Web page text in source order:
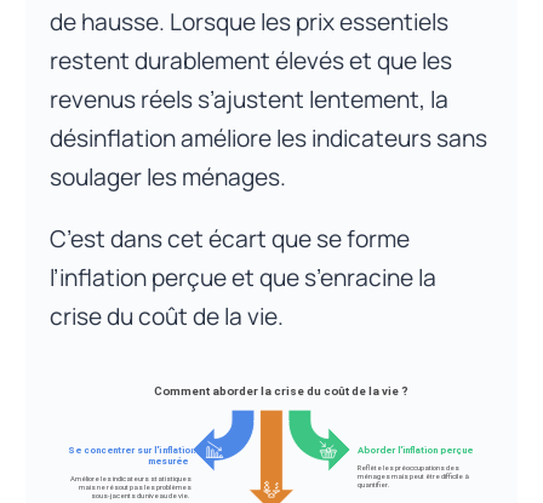
de hausse. Lorsque les prix essentiels
restent durablement élevés et que les
revenus réels s’ajustent lentement, la
désinflation améliore les indicateurs sans
soulager les ménages.
C’est dans cet écart que se forme
l’inflation perçue et que s’enracine la
crise du coût de la vie.